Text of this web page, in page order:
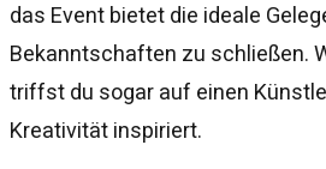
das Event bietet die ideale
Bekanntschaften zu schließen.
triffst du sogar auf einen
Kreativität inspiriert.